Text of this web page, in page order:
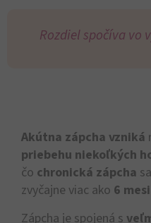
Rozdiel spočíva vo
Akútna zápcha vzniká
priebehu niekoľkých
čo chronická zápcha
zvyčajne viac ako 6
Zápcha je spojená s